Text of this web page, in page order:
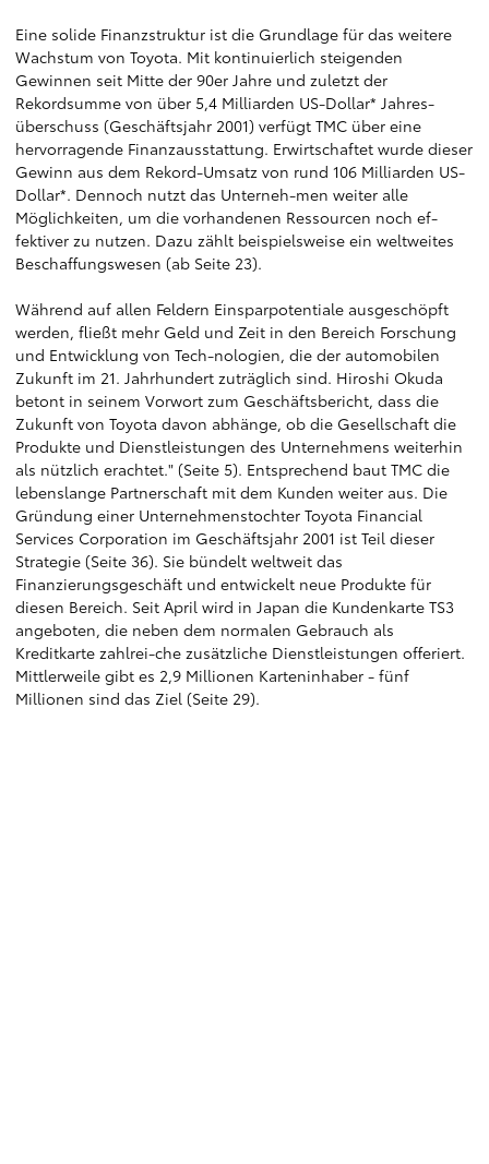
Eine solide Finanzstruktur ist die Grundlage für das weitere
Wachstum von Toyota. Mit kontinuierlich steigenden
Gewinnen seit Mitte der 90er Jahre und zuletzt der
Rekordsumme von über 5,4 Milliarden US-Dollar* Jahres-
überschuss (Geschäftsjahr 2001) verfügt TMC über eine
hervorragende Finanzausstattung. Erwirtschaftet wurde dieser
Gewinn aus dem Rekord-Umsatz von rund 106 Milliarden US-
Dollar*. Dennoch nutzt das Unterneh-men weiter alle
Möglichkeiten, um die vorhandenen Ressourcen noch ef-
fektiver zu nutzen. Dazu zählt beispielsweise ein weltweites
Beschaffungswesen (ab Seite 23).
Während auf allen Feldern Einsparpotentiale ausgeschöpft
werden, fließt mehr Geld und Zeit in den Bereich Forschung
und Entwicklung von Tech-nologien, die der automobilen
Zukunft im 21. Jahrhundert zuträglich sind. Hiroshi Okuda
betont in seinem Vorwort zum Geschäftsbericht, dass die
Zukunft von Toyota davon abhänge, ob die Gesellschaft die
Produkte und Dienstleistungen des Unternehmens weiterhin
als nützlich erachtet." (Seite 5). Entsprechend baut TMC die
lebenslange Partnerschaft mit dem Kunden weiter aus. Die
Gründung einer Unternehmenstochter Toyota Financial
Services Corporation im Geschäftsjahr 2001 ist Teil dieser
Strategie (Seite 36). Sie bündelt weltweit das
Finanzierungsgeschäft und entwickelt neue Produkte für
diesen Bereich. Seit April wird in Japan die Kundenkarte TS3
angeboten, die neben dem normalen Gebrauch als
Kreditkarte zahlrei-che zusätzliche Dienstleistungen offeriert.
Mittlerweile gibt es 2,9 Millionen Karteninhaber - fünf
Millionen sind das Ziel (Seite 29).